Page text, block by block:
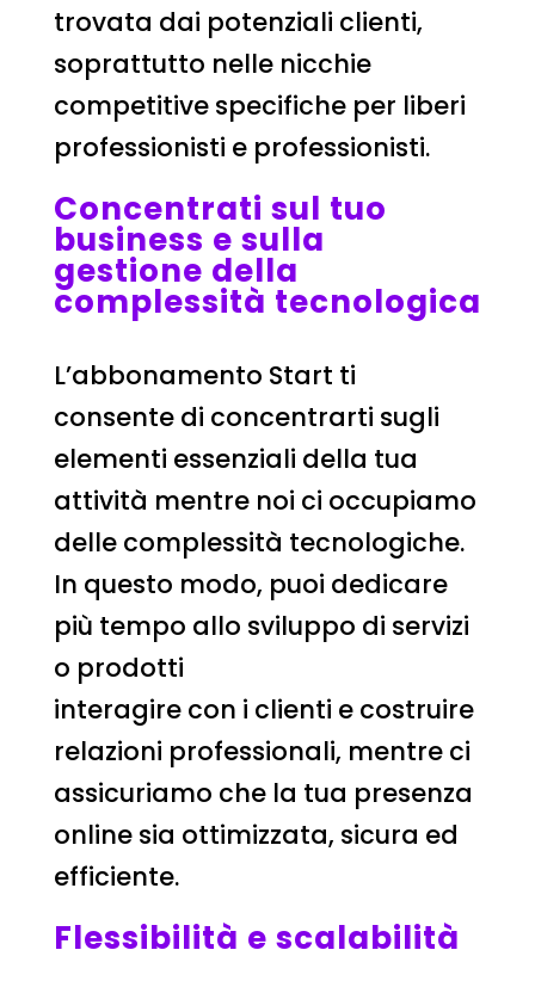
trovata dai potenziali clienti,
soprattutto nelle nicchie
competitive specifiche per liberi
professionisti e professionisti.
Concentrati sul tuo
business e sulla
gestione della
complessità tecnologica
L’abbonamento Start ti
consente di concentrarti sugli
elementi essenziali della tua
attività mentre noi ci occupiamo
delle complessità tecnologiche.
In questo modo, puoi dedicare
più tempo allo sviluppo di servizi
o prodotti
interagire con i clienti e costruire
relazioni professionali, mentre ci
assicuriamo che la tua presenza
online sia ottimizzata, sicura ed
efficiente.
Flessibilità e scalabilità